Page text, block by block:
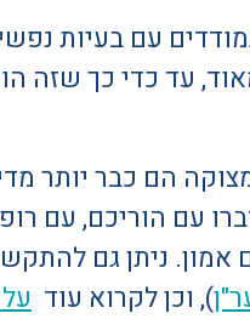
עם בעיות
עד כדי כך שזה
הם כבר יותר
עם הוריכם, עם
אמון. ניתן גם
), וכן לקרוא עוד